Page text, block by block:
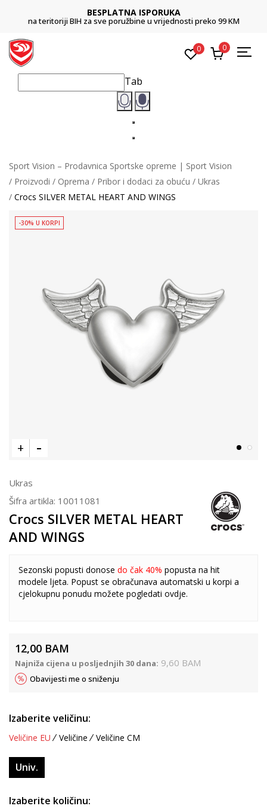
BESPLATNA ISPORUKA
na teritoriji BIH za sve poružbine u vrijednosti preko 99 KM
0 0
Tab
Sport Vision – Prodavnica Sportske opreme | Sport Vision
Proizvodi
Oprema Pribor i dodaci za obuću
Ukras
Crocs SILVER METAL HEART AND WINGS
-30% U KORPI
Ukras
Šifra artikla: 10011081
Crocs SILVER METAL HEART
AND WINGS
Sezonski popusti donose do čak 40% popusta na hit
modele ljeta. Popust se obračunava automatski u korpi a
cjelokupnu ponudu možete pogledati ovdje.
12,00 BAM
Najniža cijena u posljednjih 30 dana: 9,60 BAM
Obavijesti me o sniženju
Izaberite veličinu:
Veličine EU Veličine Veličine CM
Univ.
Izaberite količinu: